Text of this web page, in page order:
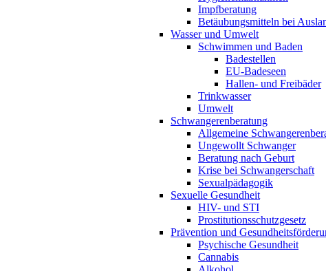
Impfberatung
Betäubungsmitteln bei
Wasser und Umwelt
Schwimmen und Baden
Badestellen
EU-Badeseen
Hallen- und Freibäder
Trinkwasser
Umwelt
Schwangerenberatung
Allgemeine
Ungewollt Schwanger
Beratung nach Geburt
Krise bei Schwangerschaft
Sexualpädagogik
Sexuelle Gesundheit
HIV- und STI
Prostitutionsschutzgesetz
Prävention und
Psychische Gesundheit
Cannabis